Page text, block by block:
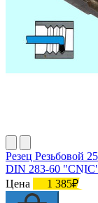
Резец Резьбовой
DIN 283-60
Цена
1 385₽